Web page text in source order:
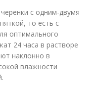
с одним-двумя
то есть с
оптимального
24 часа в растворе
наклонно в
влажности